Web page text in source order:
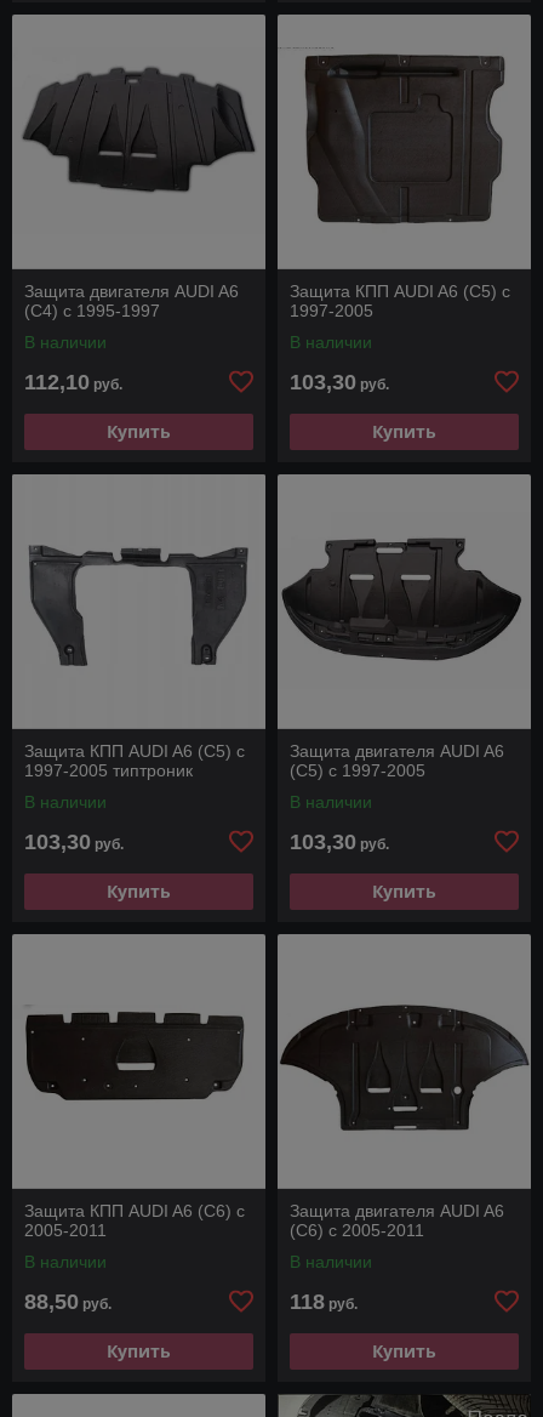
Защита двигателя AUDI A6
(C4) с 1995-1997
В наличии
112,10 руб.
Купить
Защита КПП AUDI A6 (C5) с
1997-2005
В наличии
103,30 руб.
Купить
Защита КПП AUDI A6 (C5) с
1997-2005 типтроник
В наличии
103,30 руб.
Купить
Защита двигателя AUDI A6
(C5) с 1997-2005
В наличии
103,30 руб.
Купить
Защита КПП AUDI A6 (C6) с
2005-2011
В наличии
88,50 руб.
Купить
Защита двигателя AUDI A6
(C6) с 2005-2011
В наличии
118 руб.
Купить